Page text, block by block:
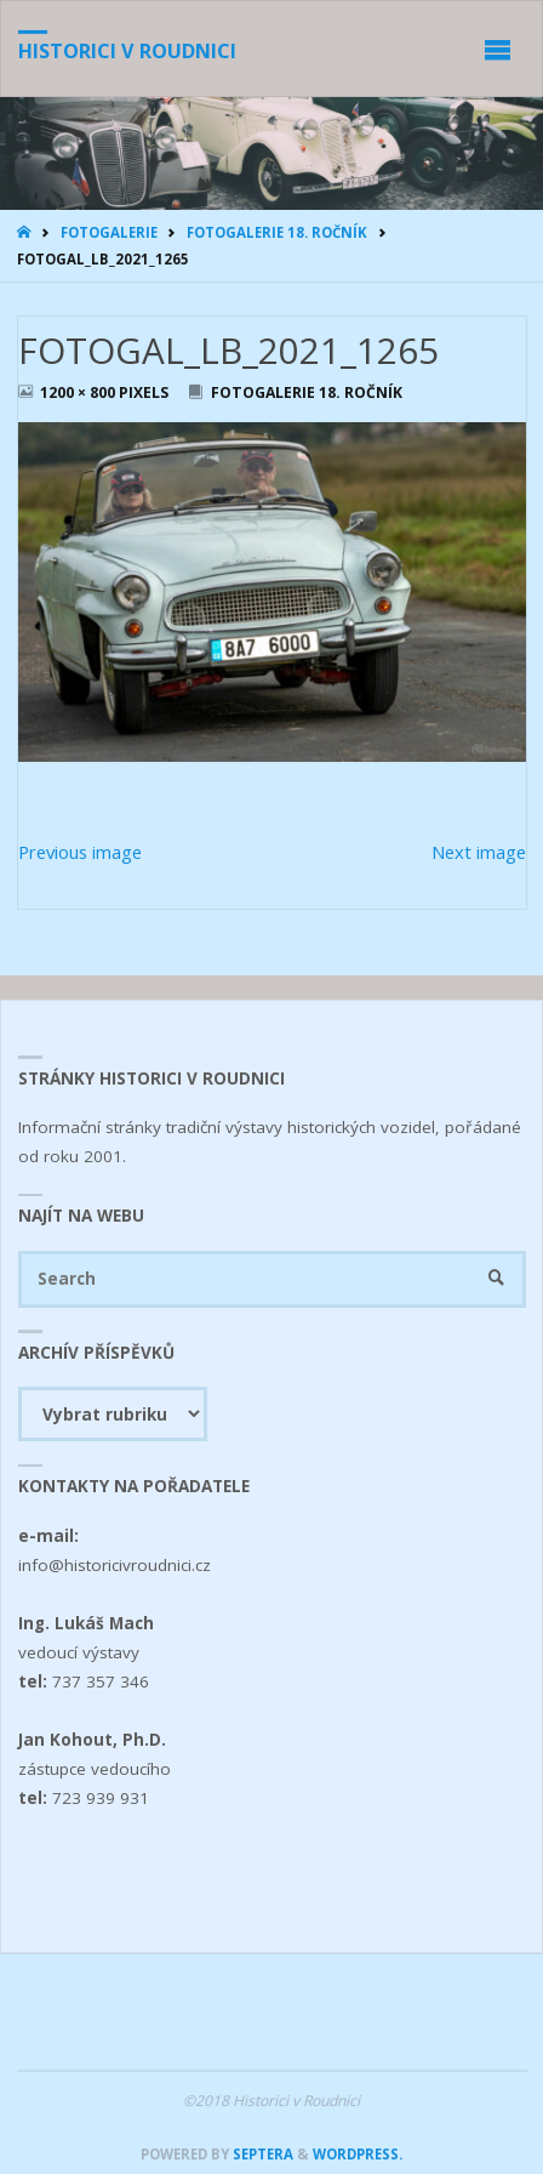
HISTORICI V ROUDNICI
HOMEFOTOGALERIE
FOTOGALERIE 18. ROČNÍK
FOTOGAL_LB_2021_1265
FOTOGAL_LB_2021_1265
FULL1200 × 800 PIXELS FOTOGALERIE 18. ROČNÍK
Previous image Next image
STRÁNKY HISTORICI V ROUDNICI
Informační stránky tradiční výstavy historických vozidel, pořádané
od roku 2001.
NAJÍT NA WEBU
ARCHÍV PŘÍSPĚVKŮ
příspěvků
KONTAKTY NA POŘADATELE
e-mail:
info@historicivroudnici.cz
Ing. Lukáš Mach
vedoucí výstavy
tel: 737 357 346
Jan Kohout, Ph.D.
zástupce vedoucího
tel: 723 939 931
©2018 Historici v Roudnici
POWERED BY SEPTERA & WORDPRESS.